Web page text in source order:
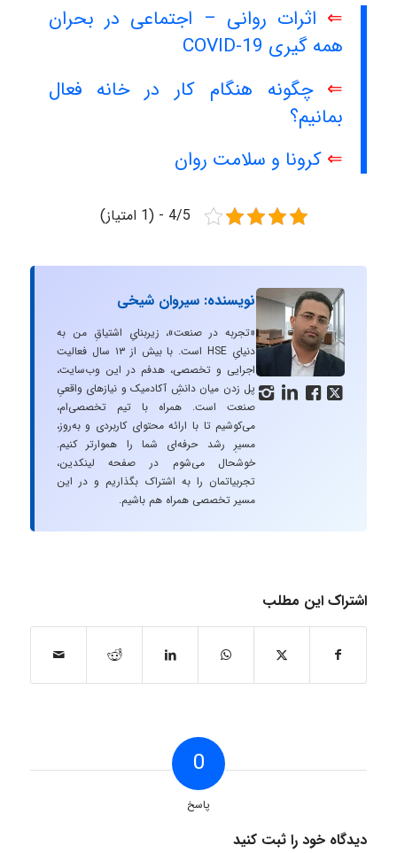
⇐ اثرات روانی – اجتماعی در بحران
همه گیری COVID-19
⇐چگونه هنگام کار در خانه فعال
بمانیم؟
⇐ کرونا و سلامت روان
4/5 - (1 امتیاز)
   
نویسنده: سیروان شیخی
«تجربه در صنعت»، زیربنایِ اشتیاقِ من به
دنیایِ HSE است. با بیش از ۱۳ سال فعالیت
اجرایی و تخصصی، هدفم در این وب‌سایت،
پل زدن میان دانشِ آکادمیک و نیازهای واقعیِ
صنعت است. همراه با تیم تخصصی‌ام،
می‌کوشیم تا با ارائه محتوای کاربردی و به‌روز،
مسیرِ رشد حرفه‌ای شما را هموارتر کنیم.
خوشحال می‌شوم در صفحه لینکدین،
تجربیاتمان را به اشتراک بگذاریم و در این
مسیر تخصصی همراه هم باشیم.
اشتراک این مطلب
0
پاسخ
دیدگاه خود را ثبت کنید